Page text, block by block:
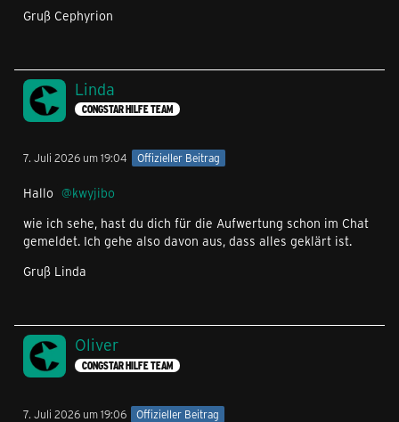
Gruß Cephyrion
Linda
CONGSTAR HILFE TEAM
7. Juli 2026 um 19:04 Offizieller Beitrag
Hallo
kwyjibo
wie ich sehe, hast du dich für die Aufwertung schon im Chat
gemeldet. Ich gehe also davon aus, dass alles geklärt ist.
Gruß Linda
Oliver
CONGSTAR HILFE TEAM
7. Juli 2026 um 19:06 Offizieller Beitrag